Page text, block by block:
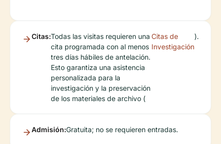
Citas:Todas las visitas requieren una
cita programada con al menos
tres días hábiles de antelación.
Esto garantiza una asistencia
personalizada para la
investigación y la preservación
de los materiales de archivo (
Citas de
Investigación
).
Admisión:Gratuita; no se requieren entradas.